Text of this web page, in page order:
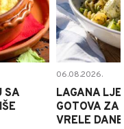
SA
06.08.2026.
LAGANA
GOTOVA ZA
VRELE DANE